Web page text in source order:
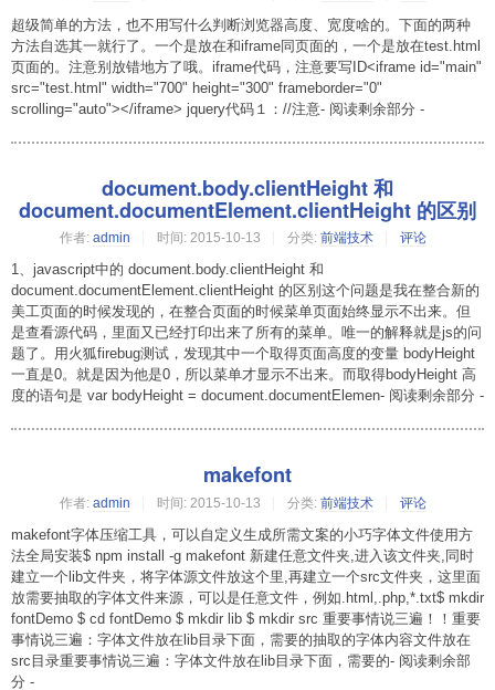
超级简单的方法，也不用写什么判断浏览器高度、宽度啥的。下面的两种
方法自选其一就行了。一个是放在和iframe同页面的，一个是放在test.html
页面的。注意别放错地方了哦。iframe代码，注意要写ID<iframe id="main"
src="test.html" width="700" height="300" frameborder="0"
scrolling="auto"></iframe> jquery代码１：//注意- 阅读剩余部分 -
document.body.clientHeight 和
document.documentElement.clientHeight 的区别
作者: admin 时间: 2015-10-13 分类: 前端技术 评论
1、javascript中的 document.body.clientHeight 和
document.documentElement.clientHeight 的区别这个问题是我在整合新的
美工页面的时候发现的，在整合页面的时候菜单页面始终显示不出来。但
是查看源代码，里面又已经打印出来了所有的菜单。唯一的解释就是js的问
题了。用火狐firebug测试，发现其中一个取得页面高度的变量 bodyHeight
一直是0。就是因为他是0，所以菜单才显示不出来。而取得bodyHeight 高
度的语句是 var bodyHeight = document.documentElemen- 阅读剩余部分 -
makefont
作者: admin 时间: 2015-10-13 分类: 前端技术 评论
makefont字体压缩工具，可以自定义生成所需文案的小巧字体文件使用方
法全局安装$ npm install -g makefont 新建任意文件夹,进入该文件夹,同时
建立一个lib文件夹，将字体源文件放这个里,再建立一个src文件夹，这里面
放需要抽取的字体文件来源，可以是任意文件，例如.html,.php,*.txt$ mkdir
fontDemo $ cd fontDemo $ mkdir lib $ mkdir src 重要事情说三遍！！重要
事情说三遍：字体文件放在lib目录下面，需要的抽取的字体内容文件放在
src目录重要事情说三遍：字体文件放在lib目录下面，需要的- 阅读剩余部
分 -